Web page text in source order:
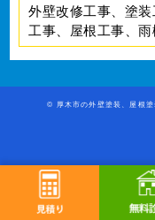
外壁改修工事、塗装
工事、屋根工事、雨
© 厚木市の外壁塗装、屋根